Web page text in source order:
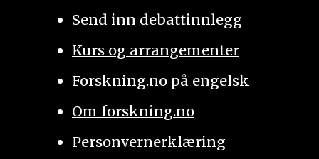
Send inn debattinnlegg
Kurs og arrangementer
Forskning.no på engelsk
Om forskning.no
Personvernerklæring